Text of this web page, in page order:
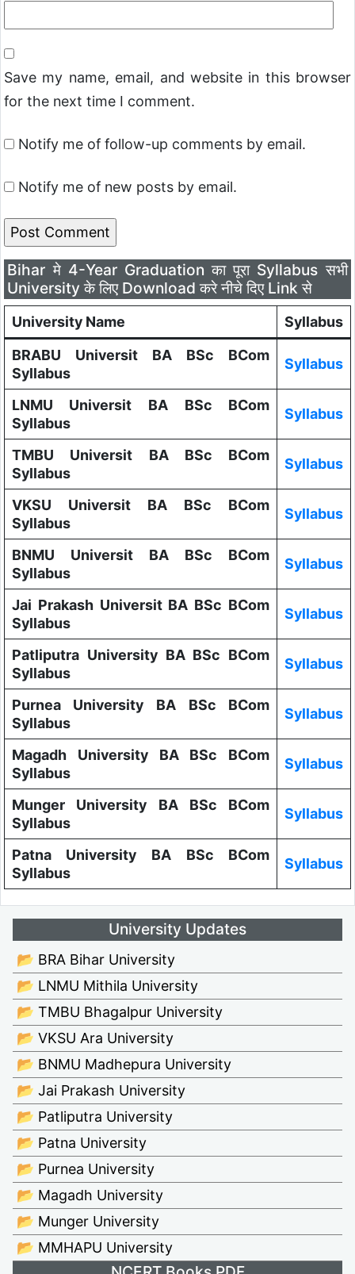
Save my name, email, and website in this browser
for the next time I comment.
Notify me of follow-up comments by email.
Notify me of new posts by email.
Bihar मे 4-Year Graduation का पूरा Syllabus सभी
University के लिए Download करे नीचे दिए Link से
University Name
Syllabus
BRABU Universit BA BSc BCom
Syllabus
Syllabus
LNMU Universit BA BSc BCom
Syllabus
Syllabus
TMBU Universit BA BSc BCom
Syllabus
Syllabus
VKSU Universit BA BSc BCom
Syllabus
Syllabus
BNMU Universit BA BSc BCom
Syllabus
Syllabus
Jai Prakash Universit BA BSc BCom
Syllabus
Syllabus
Patliputra University BA BSc BCom
Syllabus
Syllabus
Purnea University BA BSc BCom
Syllabus
Syllabus
Magadh University BA BSc BCom
Syllabus
Syllabus
Munger University BA BSc BCom
Syllabus
Syllabus
Patna University BA BSc BCom
Syllabus
Syllabus
University Updates
📂 BRA Bihar University
📂 LNMU Mithila University
📂 TMBU Bhagalpur University
📂 VKSU Ara University
📂 BNMU Madhepura University
📂 Jai Prakash University
📂 Patliputra University
📂 Patna University
📂 Purnea University
📂 Magadh University
📂 Munger University
📂 MMHAPU University